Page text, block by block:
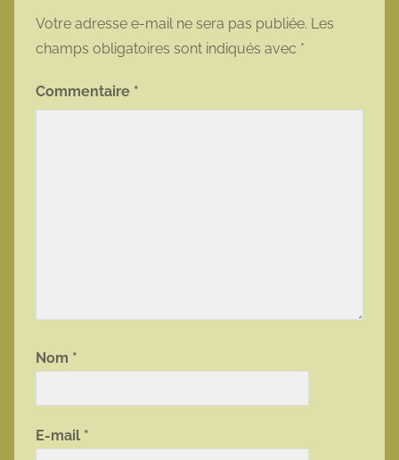
Votre adresse e-mail ne sera pas publiée. Les
champs obligatoires sont indiqués avec *
Commentaire *
Nom *
E-mail *